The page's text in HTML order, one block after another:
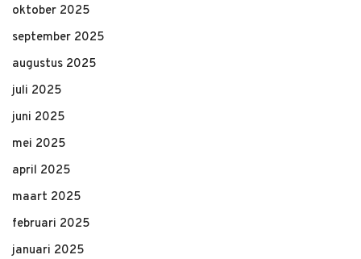
oktober 2025
september 2025
augustus 2025
juli 2025
juni 2025
mei 2025
april 2025
maart 2025
februari 2025
januari 2025